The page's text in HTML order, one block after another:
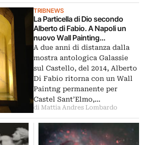
TRIBNEWS
La Particella di Dio secondo
Alberto di Fabio. A Napoli un
nuovo Wall Painting
permanente dell’artista a Castel
Sant’Elmo: ecco le immagini
A due anni di distanza dalla
mostra antologica Galassie
sul Castello, del 2014, Alberto
Di Fabio ritorna con un Wall
Paintng permanente per
Castel Sant’Elmo,…
di Mattia Andres Lombardo